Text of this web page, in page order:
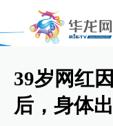
39岁网红
后，身体